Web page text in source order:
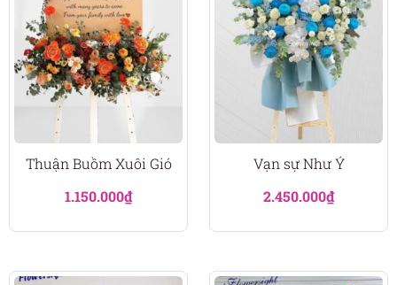
Thuận Buồm Xuôi Gió
1.150.000₫
Vạn sự Như Ý
2.450.000₫